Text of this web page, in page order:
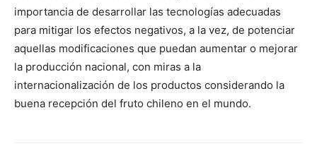
importancia de desarrollar las tecnologías adecuadas
para mitigar los efectos negativos, a la vez, de potenciar
aquellas modificaciones que puedan aumentar o mejorar
la producción nacional, con miras a la
internacionalización de los productos considerando la
buena recepción del fruto chileno en el mundo.